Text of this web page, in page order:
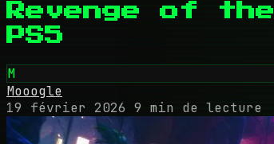
Revenge of
PS5
M
Mooogle
19 février 2026 9 min de lecture